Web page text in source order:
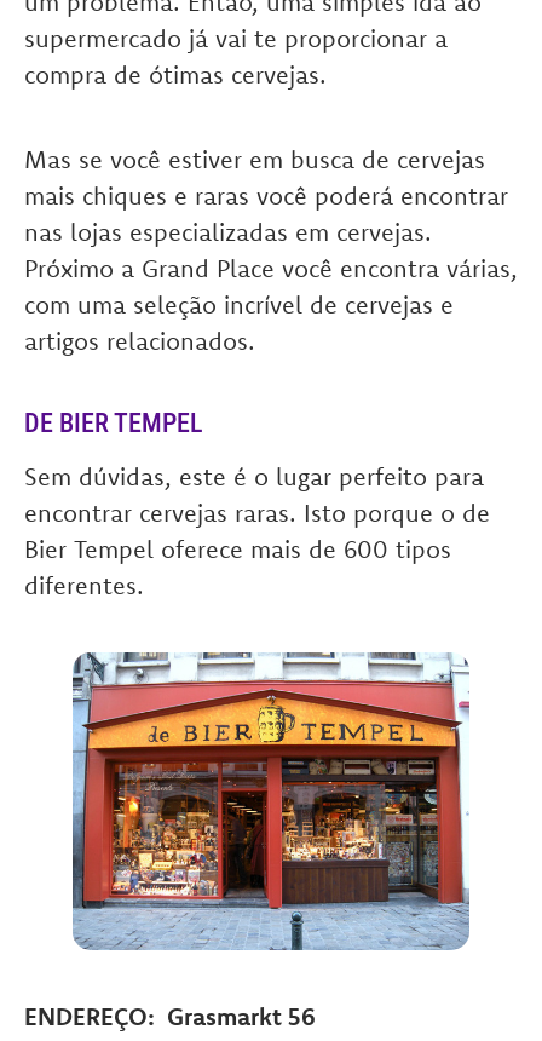
supermercado já vai te proporcionar a
compra de ótimas cervejas.
Mas se você estiver em busca de cervejas
mais chiques e raras você poderá encontrar
nas lojas especializadas em cervejas.
Próximo a Grand Place você encontra várias,
com uma seleção incrível de cervejas e
artigos relacionados.
DE BIER TEMPEL
Sem dúvidas, este é o lugar perfeito para
encontrar cervejas raras. Isto porque o de
Bier Tempel oferece mais de 600 tipos
diferentes.
ENDEREÇO: Grasmarkt 56